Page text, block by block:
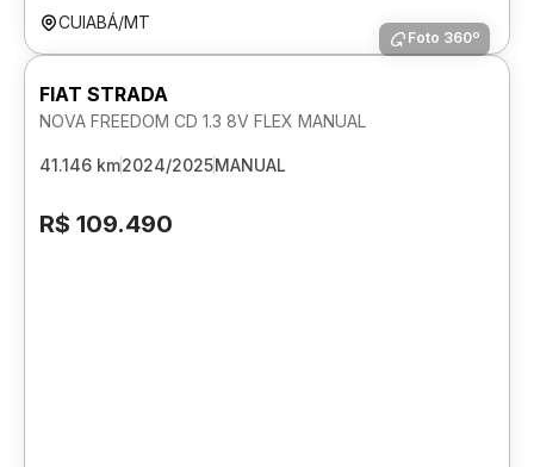
CUIABÁ/MT
Foto 360º
FIAT STRADA
NOVA FREEDOM CD 1.3 8V FLEX MANUAL
41.146 km2024/2025MANUAL
R$ 109.490